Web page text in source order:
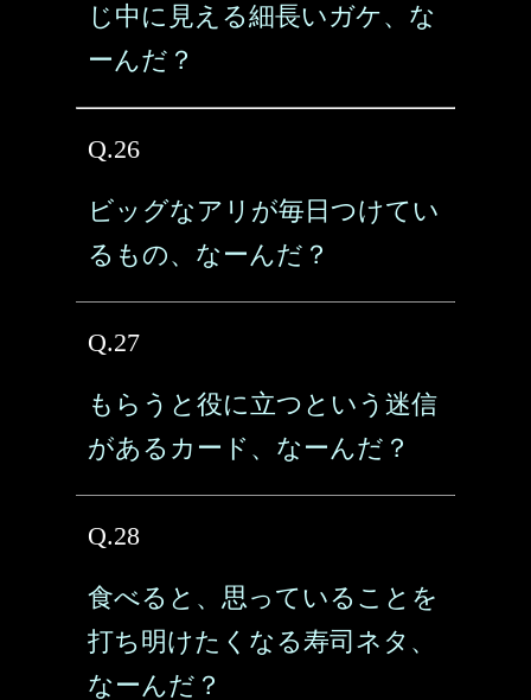
じ中に見える細長いガケ、な
ーんだ？
Q.26
ビッグなアリが毎日つけてい
るもの、なーんだ？
Q.27
もらうと役に立つという迷信
があるカード、なーんだ？
Q.28
食べると、思っていることを
打ち明けたくなる寿司ネタ、
なーんだ？